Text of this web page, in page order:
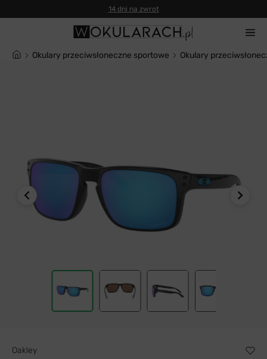
14 dni na zwrot
Okulary przeciwsłoneczne sportowe Okulary
Oakley